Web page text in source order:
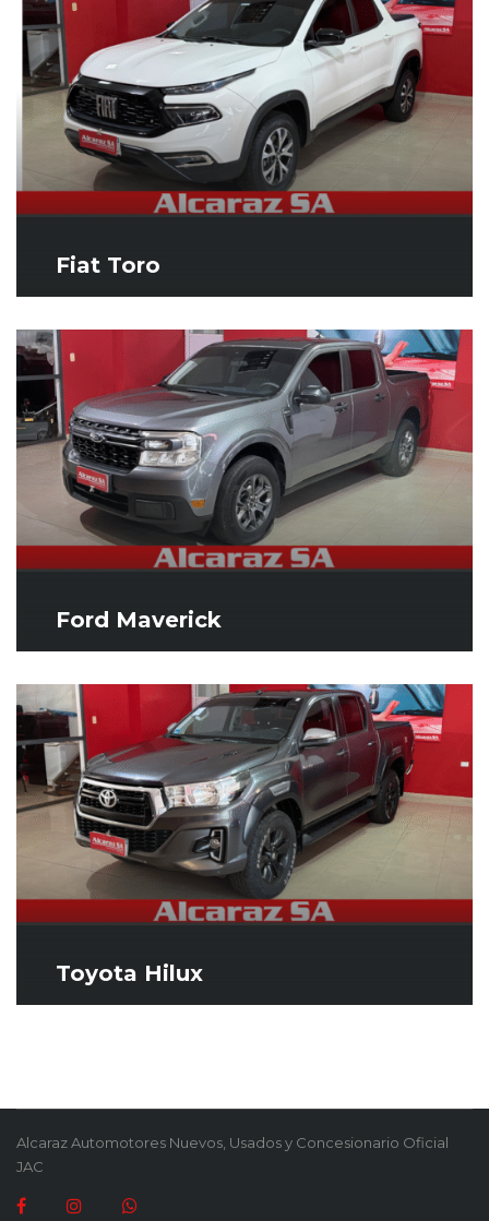
Fiat Toro
Ford Maverick
Toyota Hilux
Alcaraz Automotores Nuevos, Usados y Concesionario Oficial
JAC